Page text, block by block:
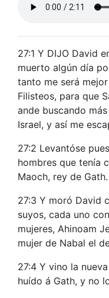
27:1 Y DIJO David
muerto algún día
tanto me será
Filisteos, para que
ande buscando
Israel, y así me
27:2 Levantóse
hombres que tenía
Maoch, rey de Gath.
27:3 Y moró David
suyos, cada uno
mujeres, Ahinoam
mujer de Nabal el
27:4 Y vino la
huído á Gath, y no